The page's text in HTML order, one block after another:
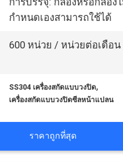
กำหนดเองสามารถใช้ได้
600 หน่วย / หน่วยต่อเดือน
SS304 เครื่องสกัดแบบวงปิด,
เครื่องสกัดแบบวงปิดซีลหน้าแปลน
ราคาถูกที่สุด